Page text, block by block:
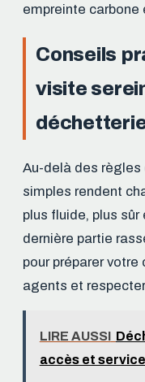
empreinte
Conseils
visite
Au-delà des
simples rendent
plus fluide, plus
dernière partie
pour préparer
agents et
LIRE AUSSI
accès et